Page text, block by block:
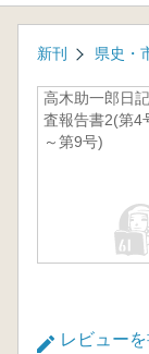
新刊 県史・
高木助一郎日
査報告書2(第4
～第9号)
レビューを